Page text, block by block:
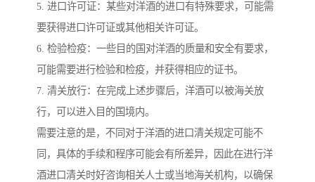
5. 进口许可证：某些对洋酒的进口有特殊要求，可能需
要获得进口许可证或其他相关许可证。
6. 检验检疫：一些目的国对洋酒的质量和安全有要求，
可能需要进行检验和检疫，并获得相应的证书。
7. 清关放行：在完成上述步骤后，洋酒可以被海关放
行，可以进入目的国境内。
需要注意的是，不同对于洋酒的进口清关规定可能不
同，具体的手续和程序可能会有所差异，因此在进行洋
酒进口清关时好咨询相关人士或当地海关机构，以确保